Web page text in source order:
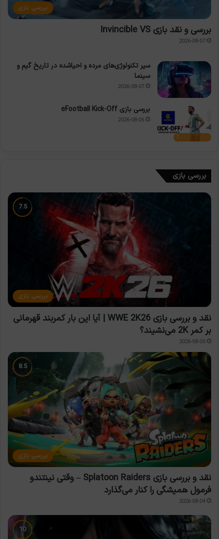
بررسی بازی
بررسی و نقد بازی Invincible VS
2026-08-07
سیر تکنولوژی‌های مرده و احیاشده در تاریخ گیم و
سینما
2026-08-07
7
بررسی بازی eFootball Kick-Off
2026-08-06
بررسی بازی
بررسی بازی
نقد و بررسی بازی WWE 2K26 | آیا این بار کمربند قهرمانی
بر کمر 2K می‌نشیند؟
2026-08-05
بررسی بازی
نقد و بررسی بازی Splatoon Raiders – وقتی نینتندو
فرمول همیشگی را کنار می‌گذارد
2026-08-04